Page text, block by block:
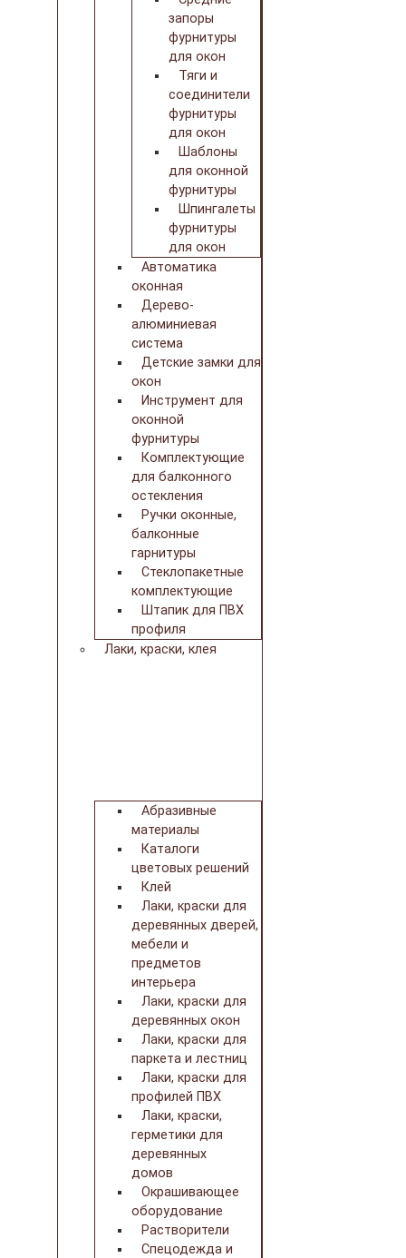
запоры
фурнитуры
для окон
Тяги и
соединители
фурнитуры
для окон
Шаблоны
для оконной
фурнитуры
Шпингалеты
фурнитуры
для окон
Автоматика
оконная
Дерево-
алюминиевая
система
Детские замки для
окон
Инструмент для
оконной
фурнитуры
Комплектующие
для балконного
остекления
Ручки оконные,
балконные
гарнитуры
Стеклопакетные
комплектующие
Штапик для ПВХ
профиля
Лаки, краски, клея
Абразивные
материалы
Каталоги
цветовых решений
Клей
Лаки, краски для
деревянных дверей,
мебели и
предметов
интерьера
Лаки, краски для
деревянных окон
Лаки, краски для
паркета и лестниц
Лаки, краски для
профилей ПВХ
Лаки, краски,
герметики для
деревянных
домов
Окрашивающее
оборудование
Растворители
Спецодежда и